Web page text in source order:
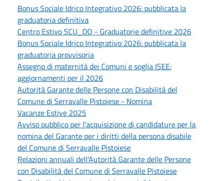
Bonus Sociale Idrico Integrativo 2026: pubblicata la
graduatoria definitiva
Centro Estivo SCU_DO - Graduatorie definitive 2026
Bonus Sociale Idrico Integrativo 2026: pubblicata la
graduatoria provvisoria
Assegno di maternità dei Comuni e soglia ISEE:
aggiornamenti per il 2026
Autorità Garante delle Persone con Disabilità del
Comune di Serravalle Pistoiese - Nomina
Vacanze Estive 2025
Avviso pubblico per l'acquisizione di candidature per la
nomina del Garante per i diritti della persona disabile
del Comune di Serravalle Pistoiese
Relazioni annuali dell'Autorità Garante delle Persone
con Disabilità del Comune di Serravalle Pistoiese